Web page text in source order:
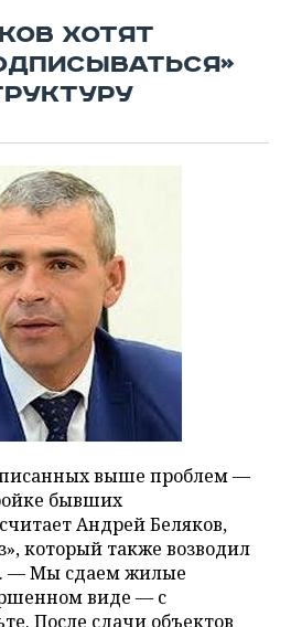
ХОТЯТ
выше проблем —
бывших
Андрей Беляков,
который также возводил
— Мы сдаем жилые
виде — с
После сдачи объектов